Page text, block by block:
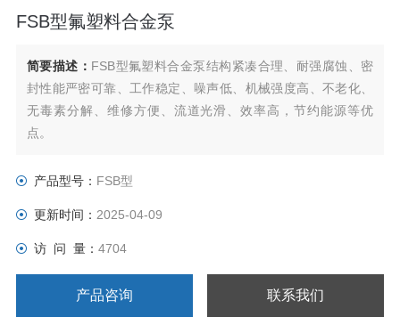
FSB型氟塑料合金泵
简要描述： FSB型氟塑料合金泵结构紧凑合理、耐强腐蚀、密
封性能严密可靠、工作稳定、噪声低、机械强度高、不老化、
无毒素分解、维修方便、流道光滑、效率高，节约能源等优
点。
产品型号： FSB型
更新时间： 2025-04-09
访 问 量： 4704
产品咨询 联系我们